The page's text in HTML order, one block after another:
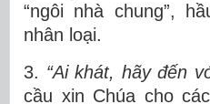
“ngôi nhà chung”,
nhân loại.
3. “Ai khát, hãy đến
cầu xin Chúa cho